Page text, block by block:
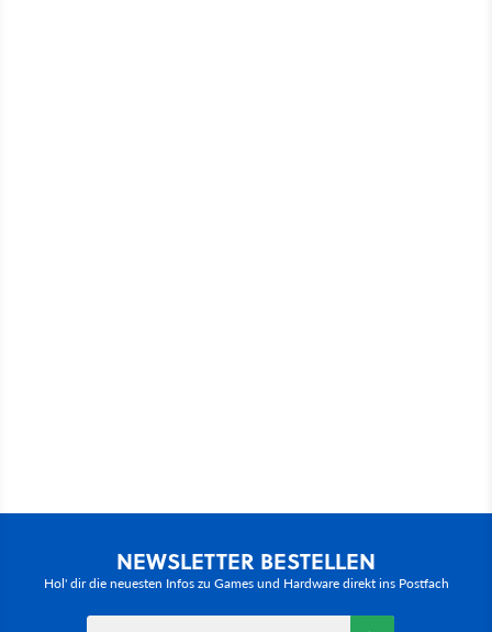
NEWSLETTER BESTELLEN
Hol' dir die neuesten Infos zu Games und Hardware direkt ins Postfach